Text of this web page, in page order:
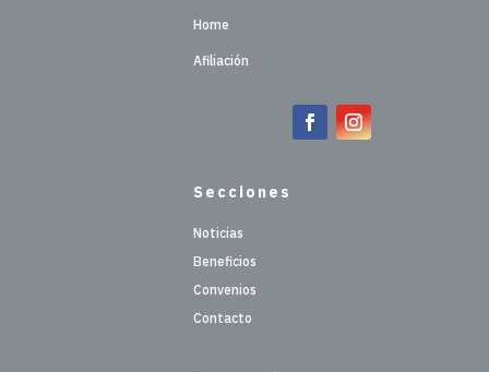
Home
Afiliación
Secciones
Noticias
Beneficios
Convenios
Contacto